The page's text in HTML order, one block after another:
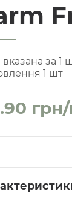
вказана за 1
1 шт